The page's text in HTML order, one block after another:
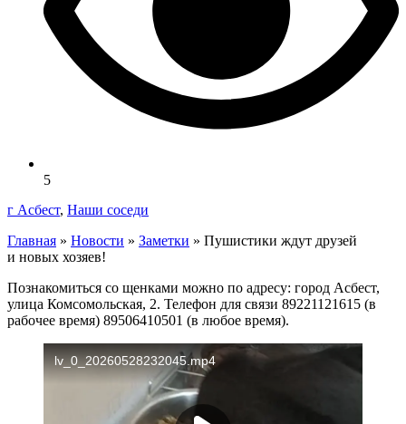
5
г Асбест, Наши соседи
Главная » Новости » Заметки » Пушистики ждут друзей
и новых хозяев!
Познакомиться со щенками можно по адресу: город Асбест,
улица Комсомольская, 2. Телефон для связи 89221121615 (в
рабочее время) 89506410501 (в любое время).